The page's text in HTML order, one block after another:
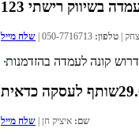
בשיווק רישתי 123
| טלפון: 050-7716713 | שלח מייל
דרוש קונה לעמדה בהזדמנות
שם: איציק חן | שלח מייל